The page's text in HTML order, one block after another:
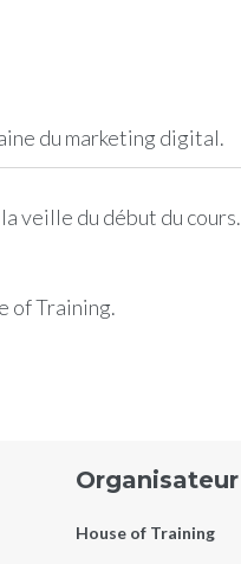
du marketing digital.
veille du début du cours.
of Training.
Organisateur
House of Training